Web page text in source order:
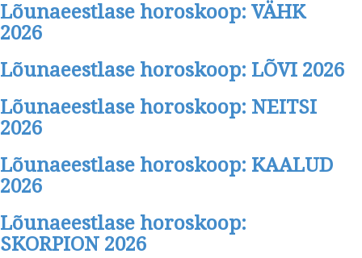
Lõunaeestlase horoskoop: VÄHK
2026
Lõunaeestlase horoskoop: LÕVI 2026
Lõunaeestlase horoskoop: NEITSI
2026
Lõunaeestlase horoskoop: KAALUD
2026
Lõunaeestlase horoskoop:
SKORPION 2026